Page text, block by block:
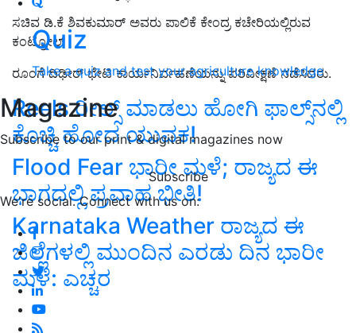
Quiz
Take a quiz and test your agriculture knowledge
Magazine
Subscribe to our print & digital magazines now
Subscribe
We're social. Connect with us on:
ಸಚಿವ ಡಿ.ಕೆ ಶಿವಕುಮಾರ್ ಅವರು ಪಾಲಿಕೆ ಕೇಂದ್ರ ಕಚೇರಿಯಲ್ಲಿರುವ
ಕಂಟ್ರೋಲ್
ರೂಂಗೆ ದಿಢೀರ್ ಭೇಟಿ ಕಾರ್ಯನಿರ್ವಹಣೆಯನ್ನು ಪರಿವೀಕ್ಷಣೆ ನಡೆಸಿದರು.
Reels ರೀಲ್ಸ್‌ ಮಾಡಲು ಹೋಗಿ ಫಾಲ್ಸ್‌ನಲ್ಲಿ
ಕೊಚ್ಚಿ ಹೋದ ಯುವಕ!
Flood Fear ಭಾರೀ ಮಳೆ; ರಾಜ್ಯದ ಈ
ಭಾಗದಲ್ಲಿ ಪ್ರವಾಹ ಭೀತಿ!
Karnataka Weather ರಾಜ್ಯದ ಈ
ಜಿಲ್ಲೆಗಳಲ್ಲಿ ಮುಂದಿನ ಎರಡು ದಿನ ಭಾರೀ
ಮಳೆ: ಎಚ್ಚರ